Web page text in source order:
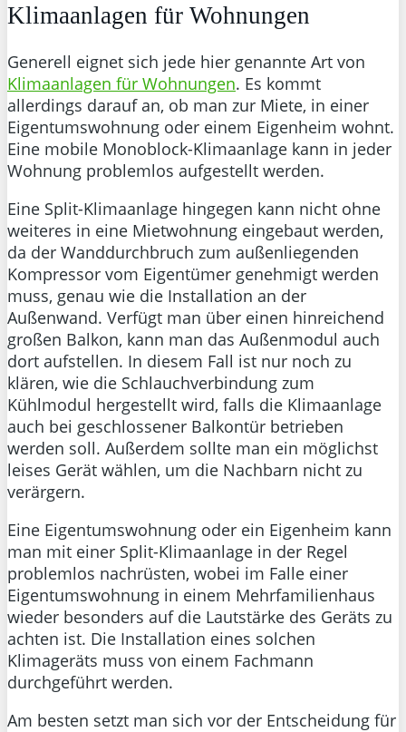
Klimaanlagen für Wohnungen
Generell eignet sich jede hier genannte Art von
Klimaanlagen für Wohnungen. Es kommt
allerdings darauf an, ob man zur Miete, in einer
Eigentumswohnung oder einem Eigenheim wohnt.
Eine mobile Monoblock-Klimaanlage kann in jeder
Wohnung problemlos aufgestellt werden.
Eine Split-Klimaanlage hingegen kann nicht ohne
weiteres in eine Mietwohnung eingebaut werden,
da der Wanddurchbruch zum außenliegenden
Kompressor vom Eigentümer genehmigt werden
muss, genau wie die Installation an der
Außenwand. Verfügt man über einen hinreichend
großen Balkon, kann man das Außenmodul auch
dort aufstellen. In diesem Fall ist nur noch zu
klären, wie die Schlauchverbindung zum
Kühlmodul hergestellt wird, falls die Klimaanlage
auch bei geschlossener Balkontür betrieben
werden soll. Außerdem sollte man ein möglichst
leises Gerät wählen, um die Nachbarn nicht zu
verärgern.
Eine Eigentumswohnung oder ein Eigenheim kann
man mit einer Split-Klimaanlage in der Regel
problemlos nachrüsten, wobei im Falle einer
Eigentumswohnung in einem Mehrfamilienhaus
wieder besonders auf die Lautstärke des Geräts zu
achten ist. Die Installation eines solchen
Klimageräts muss von einem Fachmann
durchgeführt werden.
Am besten setzt man sich vor der Entscheidung für